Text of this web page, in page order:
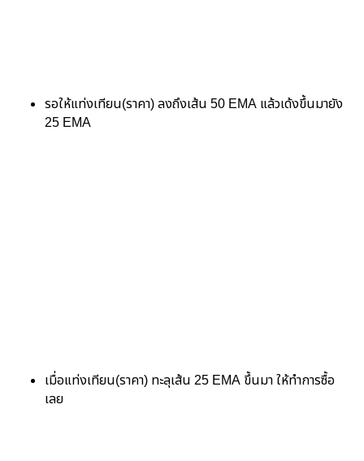
รอให้แท่งเทียน(ราคา) ลงถึงเส้น 50 EMA แล้วเด้งขึ้นมายัง
25 EMA
เมื่อแท่งเทียน(ราคา) ทะลุเส้น 25 EMA ขึ้นมา ให้ทำการซื้อ
เลย